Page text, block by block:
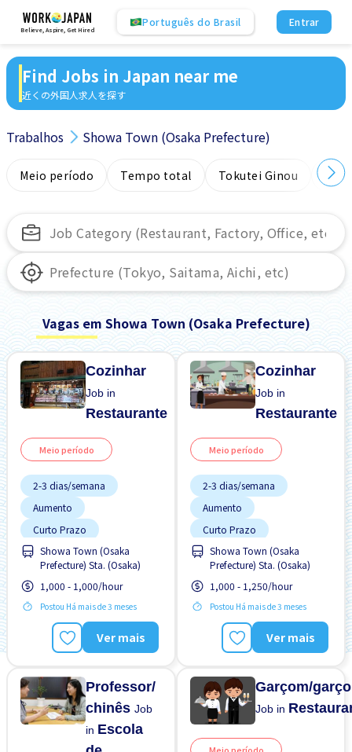
Believe, Aspire, Get Hired
Português do Brasil Entrar
Find Jobs in Japan near me
近くの外国人求人を探す
Trabalhos Showa Town (Osaka Prefecture)
Meio período Tempo total Tokutei Ginou
Vagas em Showa Town (Osaka Prefecture)
Cozinhar
Job in
Restaurante
Meio período
2-3 dias/semana
Aumento
Curto Prazo
Estação próxima
Estacionamento de
bicicleta
Estrangeiro trabalhando
Preferência por Mulheres
Preferência por Visto de
Showa Town (Osaka
Prefecture) Sta. (Osaka)
1,000 - 1,000/hour
Postou Há mais de 3 meses
Ver mais
Cozinhar
Job in
Restaurante
Meio período
2-3 dias/semana
Aumento
Curto Prazo
Estação próxima
Estacionamento de
bicicleta
Estrangeiro trabalhando
Preferência por Mulheres
Preferência por Visto de
Showa Town (Osaka
Prefecture) Sta. (Osaka)
1,000 - 1,250/hour
Postou Há mais de 3 meses
Ver mais
Professor/
chinêsJob
in Escola
Garçom/
Job in